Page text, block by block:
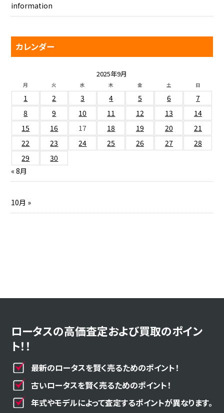
information
カレンダー
2025年9月
月 火 水 木 金 土 日
1 2 3 4 5 6
7
8
9 10 11 12 13
14
15
16 17 18 19 20
21
22
23 24 25 26 27
28
29
30
« 8月
10月 »
ロータスの高価査定および買取のポイン
ト！！
最新のロータスを賢く売るためのポイント！
古いロータスを賢く売るためのポイント！
年式やモデルによって査定するポイントが異なります。